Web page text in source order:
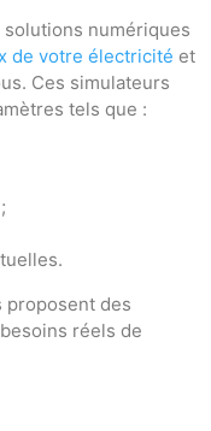
solutions numériques
de votre électricité et
Ces simulateurs
tels que :
proposent des
réels de